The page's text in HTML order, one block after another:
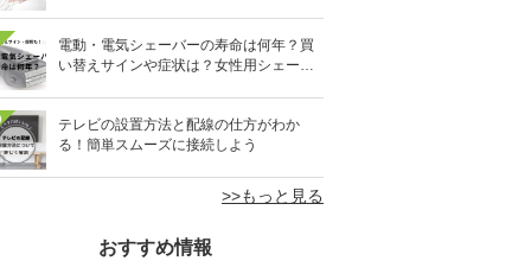
電動・電気シェーバーの寿命は何年？買
い替えサインや症状は？女性用シェーバ
テレビの設置方法と配線の仕方がわか
る！簡単スムーズに接続しよう
>>もっと見る
おすすめ情報